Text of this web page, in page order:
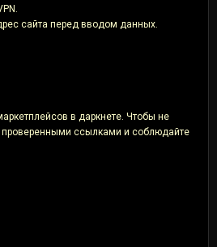
сайта перед вводом данных.
в даркнете. Чтобы не
проверенными ссылками и соблюдайте